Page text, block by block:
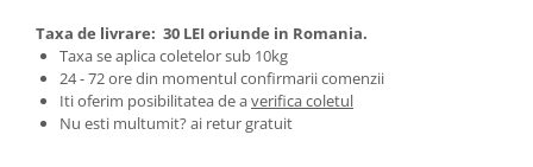
Aragaze, plite, piese butelii de
voiaj
Accesorii aragaze & butelii
Butelii
Taxa de livrare: 30 LEI oriunde in Romania.
Taxa se aplica coletelor sub 10kg
24 - 72 ore din momentul confirmarii comenzii
Iti oferim posibilitatea de averifica coletul
Nu esti multumit? ai retur gratuit